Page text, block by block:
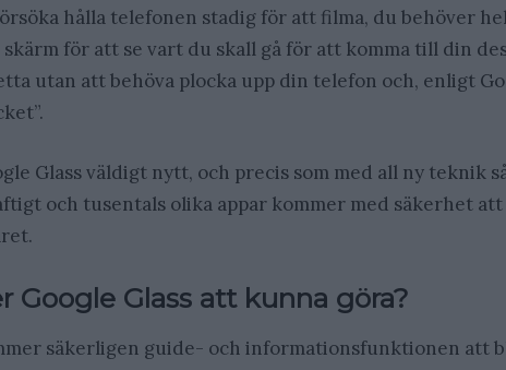
hålla telefonen stadig för att filma, du behöver
för att se vart du skall gå för att komma till din
utan att behöva plocka upp din telefon och, enligt
Glass väldigt nytt, och precis som med all ny teknik
och tusentals olika appar kommer med säkerhet att
Google Glass att kunna göra?
säkerligen guide- och informationsfunktionen att